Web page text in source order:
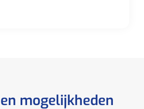
mogelijkheden